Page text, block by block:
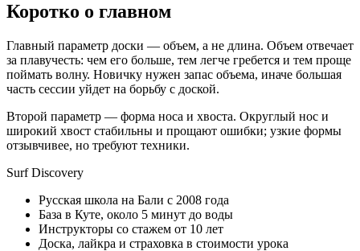
Коротко о главном
Главный параметр доски — объем, а не длина. Объем отвечает
за плавучесть: чем его больше, тем легче гребется и тем проще
поймать волну. Новичку нужен запас объема, иначе большая
часть сессии уйдет на борьбу с доской.
Второй параметр — форма носа и хвоста. Округлый нос и
широкий хвост стабильны и прощают ошибки; узкие формы
отзывчивее, но требуют техники.
Surf Discovery
Русская школа на Бали с 2008 года
База в Куте, около 5 минут до воды
Инструкторы со стажем от 10 лет
Доска, лайкра и страховка в стоимости урока